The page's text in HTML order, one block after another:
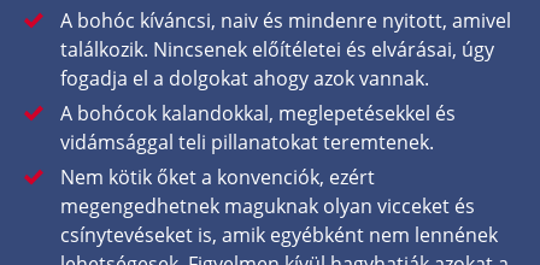
A bohóc kíváncsi, naiv és mindenre nyitott, amivel
találkozik. Nincsenek előítéletei és elvárásai, úgy
fogadja el a dolgokat ahogy azok vannak.
A bohócok kalandokkal, meglepetésekkel és
vidámsággal teli pillanatokat teremtenek.
Nem kötik őket a konvenciók, ezért
megengedhetnek maguknak olyan vicceket és
csínytevéseket is, amik egyébként nem lennének